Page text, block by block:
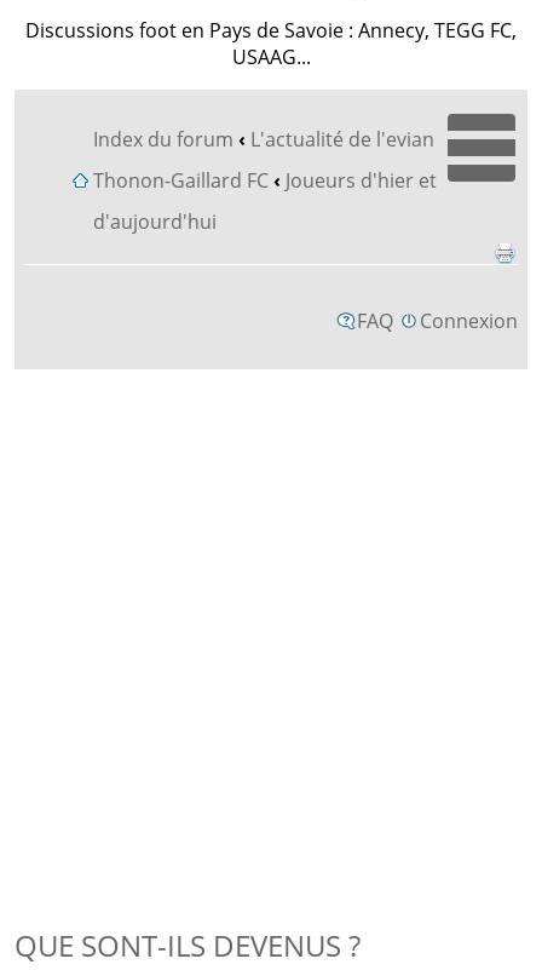
Discussions foot en Pays de Savoie : Annecy, TEGG FC,
USAAG...
Index du forum ‹ L'actualité de l'evian
Thonon-Gaillard FC‹ Joueurs d'hier et
d'aujourd'hui
FAQ Connexion
QUE SONT-ILS DEVENUS ?